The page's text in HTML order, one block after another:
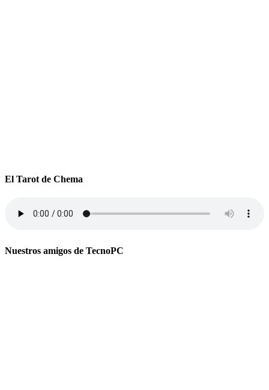
El Tarot de Chema
Nuestros amigos de TecnoPC